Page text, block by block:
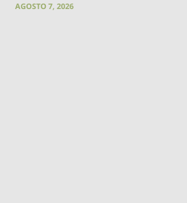
AGOSTO 7, 2026